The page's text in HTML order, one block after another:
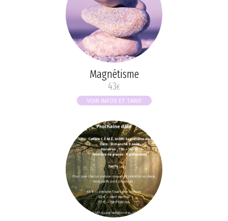
Magnétisme
43€
VOIR INFOS ET TARIF